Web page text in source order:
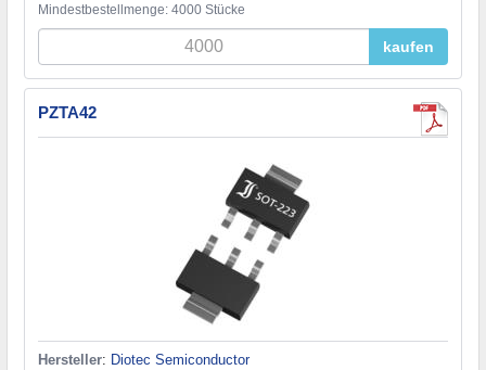
Mindestbestellmenge: 4000 Stücke
kaufen
PZTA42
Hersteller: Diotec Semiconductor